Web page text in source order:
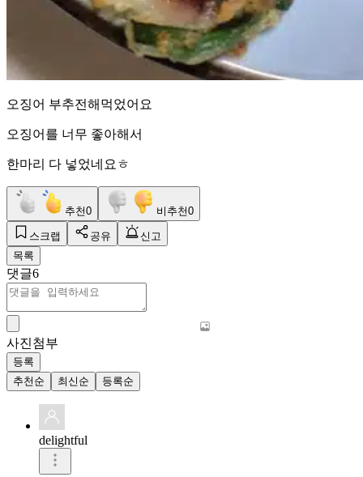
오징어 부추전해먹었어요
오징어를 너무 좋아해서
한마리 다 넣었네요ㅎ
추천0 비추천0
스크랩 공유
신고
목록
댓글6
사진첨부
등록
추천순
최신순 등록순
delightful